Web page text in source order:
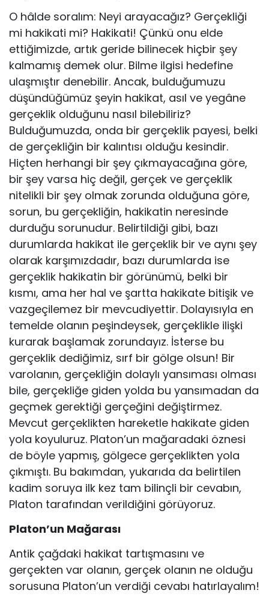
O hâlde soralım: Neyi arayacağız? Gerçekliği
mi hakikati mi? Hakikati! Çünkü onu elde
ettiğimizde, artık geride bilinecek hiçbir şey
kalmamış de­mek olur. Bilme ilgisi hedefine
ulaşmıştır denebilir. Ancak, bulduğumuzu
düşündüğümüz şeyin hakikat, asıl ve yegâne
gerçeklik olduğunu nasıl bi­lebiliriz?
Bulduğumuzda, onda bir gerçeklik payesi, belki
de gerçekliğin bir kalıntısı olduğu kesindir.
Hiçten herhangi bir şey çıkmayacağına göre,
bir şey varsa hiç değil, gerçek ve gerçeklik
nitelikli bir şey olmak zorunda oldu­ğuna göre,
sorun, bu gerçekliğin, hakikatin neresinde
durduğu sorunudur. Belirtildiği gibi, bazı
durumlarda hakikat ile gerçeklik bir ve aynı şey
ola­rak karşımızdadır, bazı durumlarda ise
gerçeklik hakikatin bir görünümü, belki bir
kısmı, ama her hal ve şartta hakikate bitişik ve
vazgeçilemez bir mevcudiyettir. Dolayısıyla en
temelde olanın peşindeysek, gerçeklikle ilişki
kurarak başlamak zorundayız. İsterse bu
gerçeklik dediğimiz, sırf bir gölge olsun! Bir
varolanın, gerçekliğin dolaylı yansıması olması
bile, gerçekliğe giden yolda bu yansımadan da
geçmek gerektiği gerçeğini değiştirmez.
Mevcut gerçeklikten hareketle hakikate giden
yola koyuluruz. Platon’un mağaradaki öznesi
de böyle yapmış, gölgece gerçeklikten yola
çıkmıştı. Bu bakımdan, yukarıda da belirtilen
kadim soruya ilk kez tam bilinçli bir ce­vabın,
Platon tarafından verildiğini görüyoruz.
Platon’un Mağarası
Antik çağdaki hakikat tartışmasını ve
gerçekten var olanın, gerçek olanın ne olduğu
sorusuna Platon’un verdiği cevabı hatırlayalım!